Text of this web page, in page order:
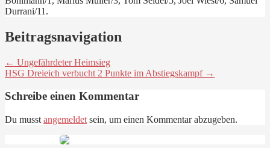
Durrani/11.
Beitragsnavigation
← Ungefährdeter Heimsieg
HSG Dreieich verbucht 2 Punkte im Abstiegskampf →
Schreibe einen Kommentar
Du musst angemeldet sein, um einen Kommentar abzugeben.